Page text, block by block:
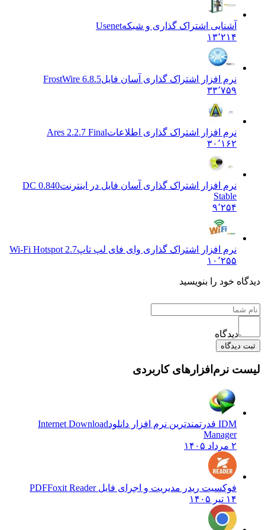
آشنایی اشتراک گذاری و شبکه Usenet
۱۳٬۲۱۴
نرم افزار اشتراک گذاری آسان فایلFrostWire 6.8.5
۳۳٬۷۵۹
نرم افزار اشتراک گذاری اطلاعاتAres 2.2.7 Final
۳۰٬۱۶۲
نرم افزار اشتراک گذاری آسان فایل در اینترنتDC 0.840
Stable
۹٬۲۵۴
نرم افزار اشتراک گذاری وای فای لپ تاپWi-Fi Hotspot 2.7
۱۰٬۲۵۵
خود را بنویسید
دیدگاه
نرم‌افزارهای کاربردی
Internet Download
Manager
فوکسیت ریدر مدیریت و اجرای فایل PDF Foxit Reader